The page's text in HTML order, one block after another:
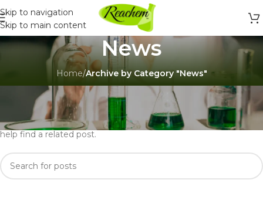
Skip to navigation
Skip to main content
News
Home/Archive by Category "News"
Nothing Found
Apologies, but no results were found. Perhaps searching will
help find a related post.